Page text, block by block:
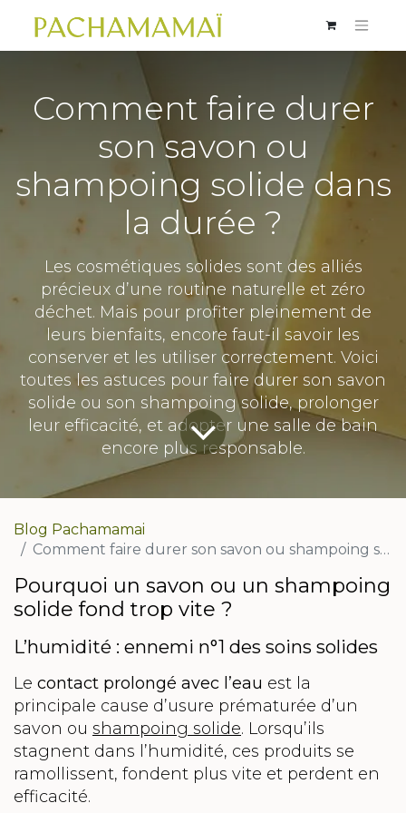
Comment faire durer
son savon ou
shampoing solide dans
la durée ?
Les cosmétiques solides sont des alliés
précieux d’une routine naturelle et zéro
déchet. Mais pour profiter pleinement de
leurs bienfaits, encore faut-il savoir les
conserver et les utiliser correctement. Voici
toutes les astuces pour faire durer son savon
solide ou son shampoing solide, prolonger
leur efficacité, et adopter une salle de bain
encore plus responsable.
Blog Pachamamai
Comment faire durer son savon ou shampoing solide dans la durée ?
Pourquoi un savon ou un shampoing
solide fond trop vite ?
L’humidité : ennemi n°1 des soins solides
Le contact prolongé avec l’eau est la
principale cause d’usure prématurée d’un
savon ou shampoing solide. Lorsqu’ils
stagnent dans l’humidité, ces produits se
ramollissent, fondent plus vite et perdent en
efficacité.